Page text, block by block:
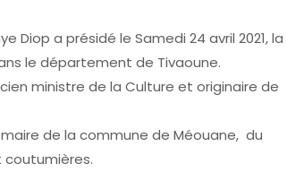
Diop a présidé le Samedi 24 avril 2021, la
le département de Tivaoune.
ministre de la Culture et originaire de
de la commune de Méouane, du